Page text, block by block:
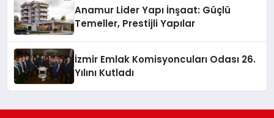
Anamur Lider Yapı İnşaat: Güçlü
Temeller, Prestijli Yapılar
İzmir Emlak Komisyoncuları Odası 26.
Yılını Kutladı